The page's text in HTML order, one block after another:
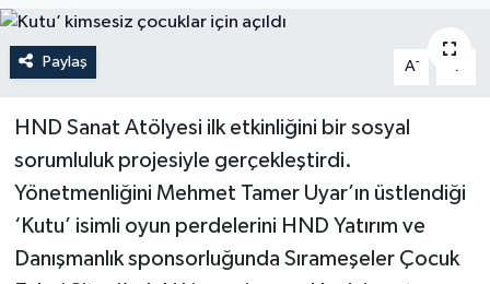
Paylaş A- A
HND Sanat Atölyesi ilk etkinliğini bir sosyal
sorumluluk projesiyle gerçekleştirdi.
Yönetmenliğini Mehmet Tamer Uyar’ın üstlendiği
‘Kutu’ isimli oyun perdelerini HND Yatırım ve
Danışmanlık sponsorluğunda Sırameşeler Çocuk
Sağlık
Teknoloji
Yaşam